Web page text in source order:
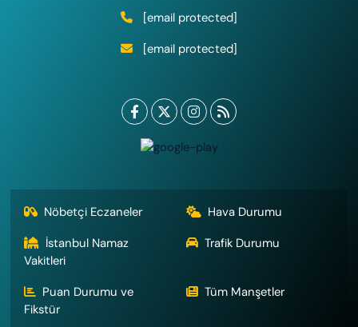
[email protected]
[email protected]
Nöbetçi Eczaneler
Hava Durumu
İstanbul Namaz
Vakitleri
Trafik Durumu
Puan Durumu ve
Fikstür
Tüm Manşetler